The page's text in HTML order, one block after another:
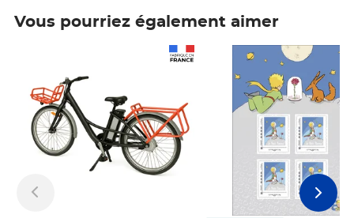
Vous pourriez également aimer
Prix 7,50€